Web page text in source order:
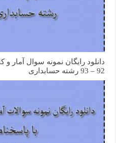
دانلود رایگان نمونه سوال آمار
92 – 93 رشته حسابداری